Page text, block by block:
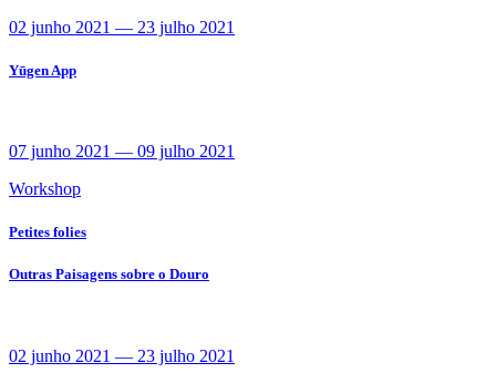
02 junho 2021 — 23 julho 2021
Yūgen App
07 junho 2021 — 09 julho 2021
Workshop
Petites folies
Outras Paisagens sobre o Douro
02 junho 2021 — 23 julho 2021